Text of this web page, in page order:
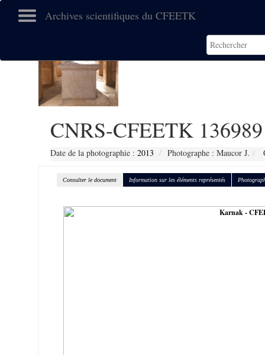
Archives scientifiques du CFEETK
CNRS-CFEETK 136989
Date de la photographie : 2013 Photographe : Maucor J.
Consulter le document Information sur les éléments représentés